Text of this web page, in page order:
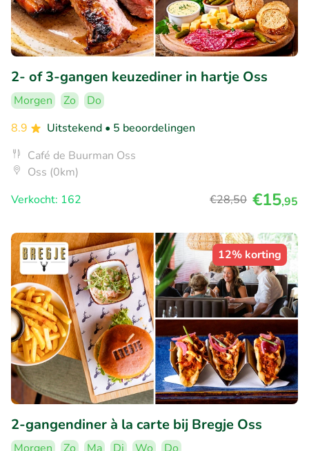
2- of 3-gangen keuzediner in hartje Oss
Morgen Zo
Do
8.9
Uitstekend • 5 beoordelingen
Café de Buurman Oss
Oss (0km)
Verkocht: 162
€28,50 €15,95
12% korting
2-gangendiner à la carte bij Bregje Oss